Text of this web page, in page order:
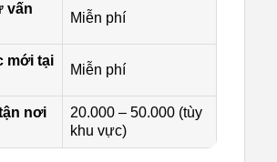
vấn
Miễn phí
mới tại
Miễn phí
nơi
20.000 – 50.000 (tùy
khu vực)